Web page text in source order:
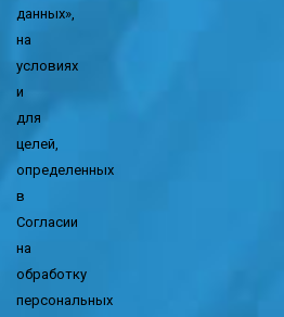
данных»,
на
условиях
и
для
целей,
определенных
в
Согласии
на
обработку
персональных